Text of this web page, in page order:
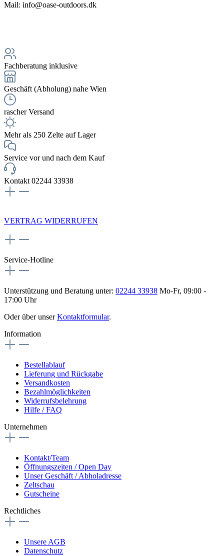
Mail: info@oase-outdoors.dk
Fachberatung inklusive
Geschäft (Abholung) nahe Wien
rascher Versand
Mehr als 250 Zelte auf Lager
Service vor und nach dem Kauf
Kontakt 02244 33938
VERTRAG WIDERRUFEN
Service-Hotline
Unterstützung und Beratung unter: 02244 33938 Mo-Fr, 09:00 -
17:00 Uhr
Oder über unserKontaktformular.
Information
Bestellablauf
Lieferung und Rückgabe
Versandkosten
Bezahlmöglichkeiten
Widerrufsbelehrung
Hilfe / FAQ
Unternehmen
Kontakt/Team
Öffnungszeiten / Open Day
Unser Geschäft / Abholadresse
Zeltschau
Gutscheine
Rechtliches
Unsere AGB
Datenschutz